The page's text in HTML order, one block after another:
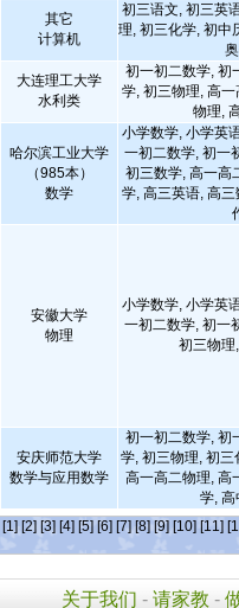
其它
计算机
初三语文, 初三英
理, 初三化学, 初中
大连理工大学
水利类
初一初二数学, 初
学, 初三物理, 高
物理,
哈尔滨工业大学
（985本）
数学
小学数学, 小学英
一初二数学, 初一
初三数学, 高一高
学, 高三英语, 高
安徽大学
物理
小学数学, 小学英
一初二数学, 初一
初三物理
安庆师范大学
数学与应用数学
初一初二数学, 初
学, 初三物理, 初
高一高二物理, 高
学, 高
[1] [2] [3] [4] [5] [6] [7] [8] [9] [10] [11]
关于我们 - 请家教 -